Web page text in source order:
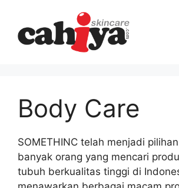
Body Care
SOMETHINC telah menjadi
banyak orang yang mencari
tubuh berkualitas tinggi di